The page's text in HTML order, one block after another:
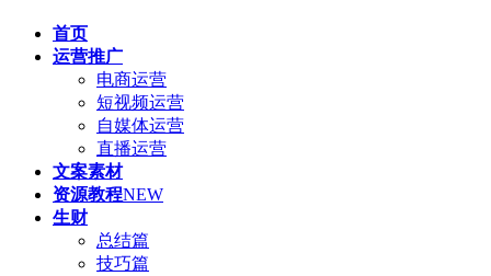
首页
运营推广
电商运营
短视频运营
自媒体运营
直播运营
文案素材
资源教程NEW
生财
总结篇
技巧篇